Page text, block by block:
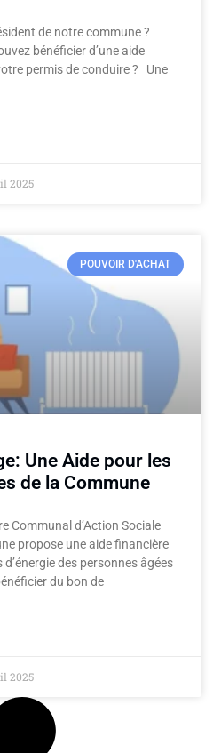
de notre commune ?
bénéficier d’une aide
permis de conduire ? Une
2025
POUVOIR D'ACHAT
Une Aide pour les
de la Commune
Communal d’Action Sociale
propose une aide financière
des personnes âgées
du bon de
2025